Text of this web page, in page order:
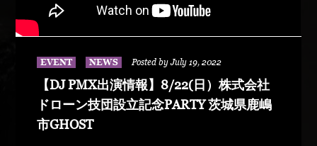
EVENT NEWS Posted by July 19, 2022
【DJ PMX出演情報】8/22(日）株式会社
ドローン技団設立記念PARTY 茨城県鹿嶋
市GHOST